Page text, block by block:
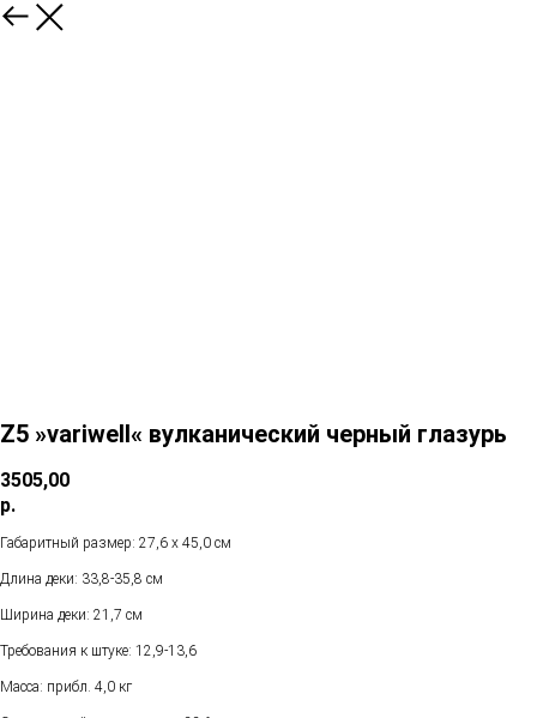
Z5 »variwell« вулканический черный глазурь
3505,00
р.
Габаритный размер: 27,6 x 45,0 см
Длина деки: 33,8-35,8 см
Ширина деки: 21,7 см
Требования к штуке: 12,9-13,6
Масса: прибл. 4,0 кг